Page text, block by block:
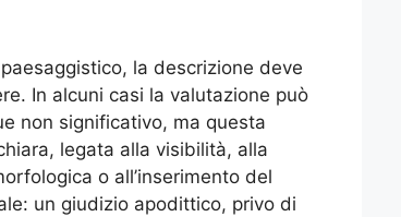
la descrizione deve
In alcuni casi la valutazione può
non significativo, ma questa
legata alla visibilità, alla
o all’inserimento del
un giudizio apodittico, privo di